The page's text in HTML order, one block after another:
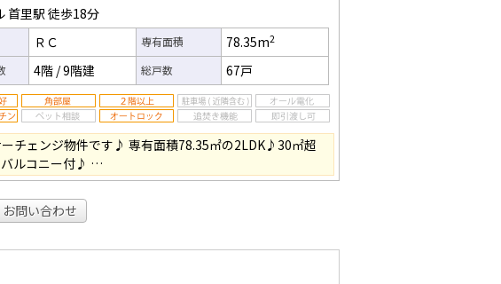
首里駅 徒歩18分
ＲＣ 専有面積 78.35m2
4階 /9階建 総戸数 67戸
チェンジ物件です♪ 専有面積78.35㎡の2LDK♪30㎡超
バルコニー付♪ …
お問い合わせ